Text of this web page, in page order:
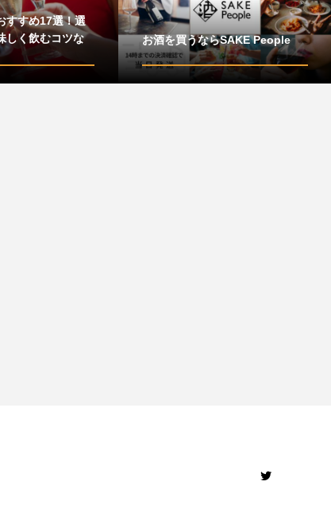
すすめ17選！選
しく飲むコツな
お酒を買うならSAKE People